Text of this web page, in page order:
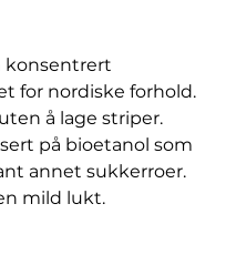
konsentrert
for nordiske forhold.
å lage striper.
på bioetanol som
annet sukkerroer.
mild lukt.